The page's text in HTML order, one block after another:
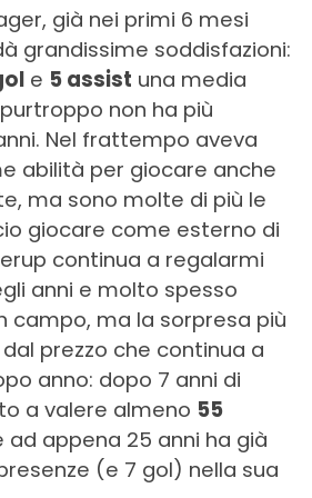
già nei primi 6 mesi
grandissime soddisfazioni:
e 5 assist una media
non ha più
Nel frattempo aveva
abilità per giocare anche
ma sono molte di più le
giocare come esterno di
continua a regalarmi
anni e molto spesso
campo, ma la sorpresa più
prezzo che continua a
anno: dopo 7 anni di
a valere almeno 55
ad appena 25 anni ha già
(e 7 gol) nella sua